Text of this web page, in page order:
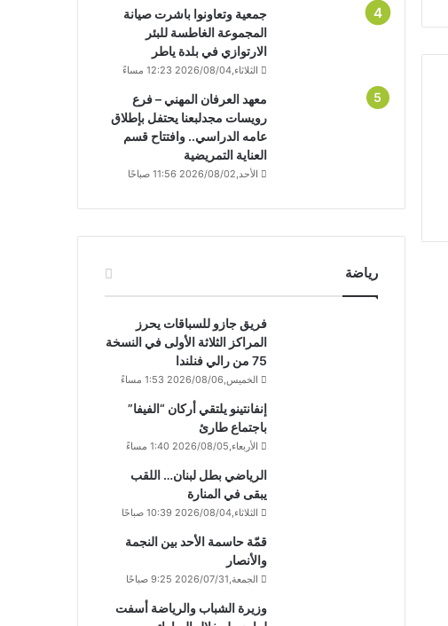
جمعية وتعاونوا باشرت صيانة
المجموعة الغاطسة للبئر
الارتوازي في بلدة ياطر
الثلاثاء,2026/08/04 12:23 مساءً
معهد العرفان المهني – فرع
رويسات مجدلبعنا يحتفل بإطلاق
عامه الدراسي.. وافتتاح قسم
العناية التمريضية
الأحد,2026/08/02 11:56 صباحًا
رياضة
فريق جازو للسباقات يحرز
المراكز الثلاثة الأولى في النسخة
75 من رالي فنلندا
الخميس,2026/08/06 1:53 مساءً
إنفانتينو يلتقي أركان “الفيفا”
باجتماع طارئ
الأربعاء,2026/08/05 1:40 مساءً
الرياضي بطل لبنان… اللقب
يبقى في المنارة
الثلاثاء,2026/08/04 10:39 صباحًا
قمّة حاسمة الأحد بين النجمة
والأنصار
الجمعة,2026/07/31 9:25 صباحًا
وزيرة الشباب والرياضة أسفت